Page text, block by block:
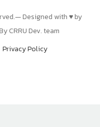
Designed with ♥ by
CRRU Dev. team
Privacy Policy